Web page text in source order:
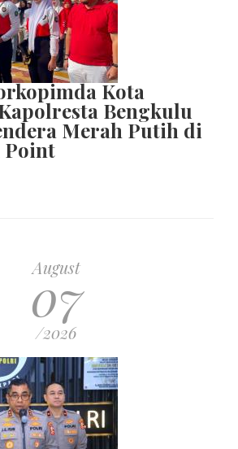
Kota
Bengkulu
Merah Putih di
Point
August
07
/2026